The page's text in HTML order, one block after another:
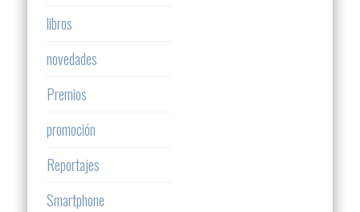
libros
novedades
Premios
promoción
Reportajes
Smartphone